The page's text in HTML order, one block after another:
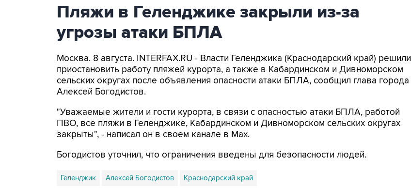
Пляжи в Геленджике закрыли из-за
угрозы атаки БПЛА
Москва. 8 августа. INTERFAX.RU - Власти Геленджика (Краснодарский край) решили
приостановить работу пляжей курорта, а также в Кабардинском и Дивноморском
сельских округах после объявления опасности атаки БПЛА, сообщил глава города
Алексей Богодистов.
"Уважаемые жители и гости курорта, в связи с опасностью атаки БПЛА, работой
ПВО, все пляжи в Геленджике, Кабардинском и Дивноморском сельских округах
закрыты", - написал он в своем канале в Max.
Богодистов уточнил, что ограничения введены для безопасности людей.
Геленджик Алексей Богодистов Краснодарский край